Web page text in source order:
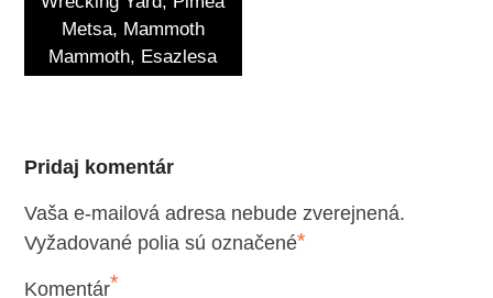
Metsa, Mammoth
Mammoth, Esazlesa
Pridaj komentár
Vaša e-mailová adresa nebude zverejnená.
Vyžadované polia sú označené*
Komentár*